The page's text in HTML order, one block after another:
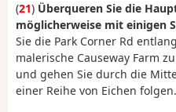
(21) Überqueren Sie die
möglicherweise mit einigen
Sie die Park Corner Rd
malerische Causeway Farm
und gehen Sie durch die
einer Reihe von Eichen folgen.